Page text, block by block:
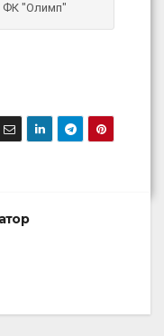
ФК "Олимп"